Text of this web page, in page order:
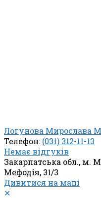
Логунова Мирослава
Телефон: (031) 312-11-13
Немає відгуків
Закарпатська обл., м.
Мефодія, 31/3
Дивитися на мапі
✕